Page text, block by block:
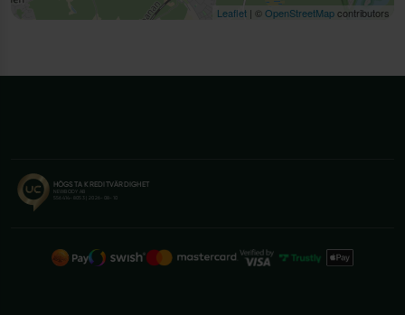
Leaflet | ©OpenStreetMapcontributors